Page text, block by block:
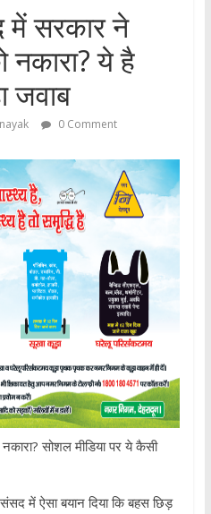
सरकार ने
नकारा? ये है
जवाब
0 Comment
सोशल मीडिया पर ये कैसी
में ऐसा बयान दिया कि बहस छिड़